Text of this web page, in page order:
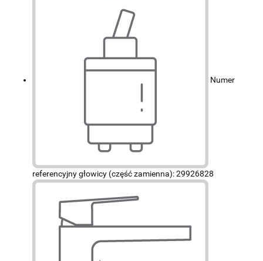
Numer
referencyjny głowicy (część zamienna): 29926828